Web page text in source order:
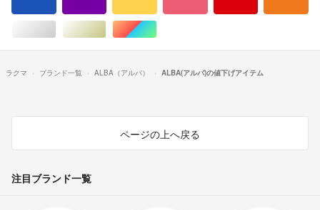
シルバー/銀色系ゴールド/金色系マルチカラー
ラクマ ブランド一覧 ALBA（アルバ） ALBA(アルバ)の値下げアイテム
ページの上へ戻る
注目ブランド一覧